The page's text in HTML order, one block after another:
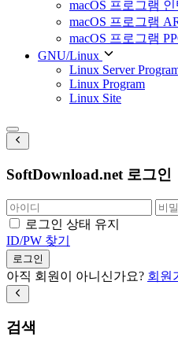
macOS 프로그램 인
macOS 프로그램
macOS 프로그램
GNU/Linux
Linux Server
Linux Program
Linux Site
SoftDownload.net 로그인
로그인 상태 유지
ID/PW 찾기
로그인
아직 회원이 아니신가요? 회원
검색